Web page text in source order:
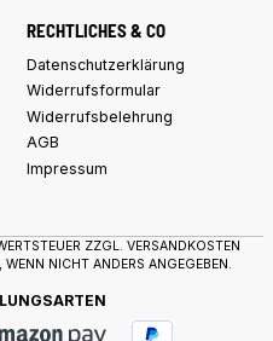
RECHTLICHES & CO
Datenschutzerklärung
Widerrufsformular
Widerrufsbelehrung
AGB
Impressum
ZZGL. VERSANDKOSTEN
NICHT ANDERS ANGEGEBEN.